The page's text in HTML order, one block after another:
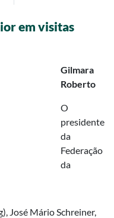
em visitas
Gilmara
Roberto
O
presidente
da
Federação
da
José Mário Schreiner,